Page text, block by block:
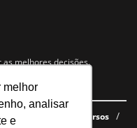
melhor
analisar
e
melhores decisões.
gratuitos
Cursos